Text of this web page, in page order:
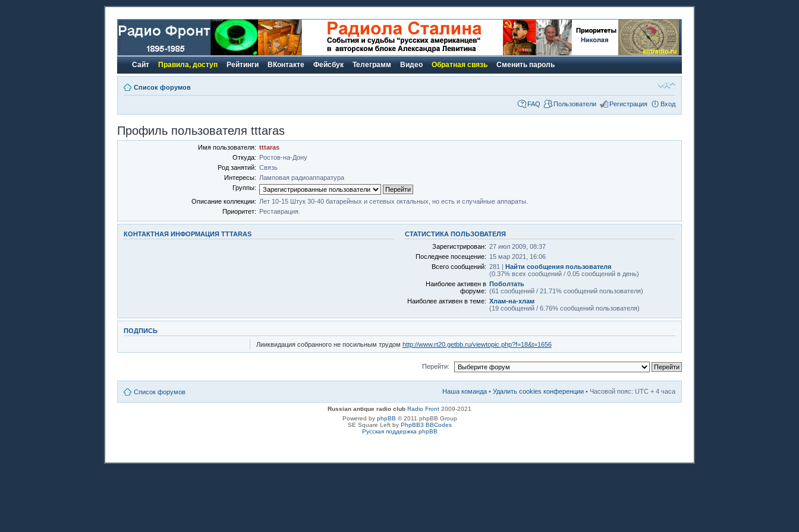
Сайт Правила, доступ Рейтинги ВКонтакте Фейсбук Телеграмм Видео Обратная связь Сменить пароль
Список форумов
FAQ Пользователи Регистрация Вход
Профиль пользователя tttaras
Имя пользователя: tttaras
Откуда: Ростов-на-Дону
Род занятий: Связь
Интересы: Ламповая радиоаппаратура
Группы:
Описание коллекции: Лет 10-15 Штук 30-40 батарейных и сетевых октальных, но есть и случайные аппараты.
Приоритет: Реставрация.
КОНТАКТНАЯ ИНФОРМАЦИЯ TTTARAS
СТАТИСТИКА ПОЛЬЗОВАТЕЛЯ
Зарегистрирован: 27 июл 2009, 08:37
Последнее посещение: 15 мар 2021, 16:06
Всего сообщений: 281 | Найти сообщения пользователя
(0.37% всех сообщений / 0.05 сообщений в день)
Наиболее активен в
форуме:
Поболтать
(61 сообщений / 21.71% сообщений пользователя)
Наиболее активен в теме: Хлам-на-хлам
(19 сообщений / 6.76% сообщений пользователя)
ПОДПИСЬ
Лииквидация собранного не посильным трудом http://www.rt20.getbb.ru/viewtopic.php?f=18&t=1656
Перейти:
Список форумов Наша команда • Удалить cookies конференции • Часовой пояс: UTC + 4 часа
Russian antique radio club Radio Front 2009-2021
Powered by phpBB © 2011 phpBB Group
SE Square Left by PhpBB3 BBCodes
Русская поддержка phpBB